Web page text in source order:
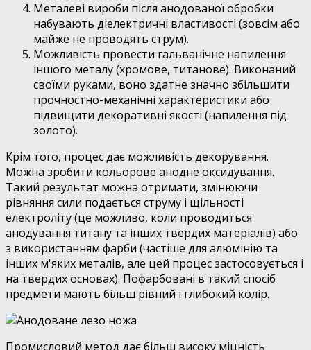
Металеві вироби після анодованої обробки
набувають діелектричні властивості (зовсім або
майже не проводять струм).
Можливість провести гальванічне напилення
іншого металу (хромове, титанове). Виконаний
своїми руками, воно здатне значно збільшити
прочностно-механічні характеристики або
підвищити декоративні якості (напилення під
золото).
Крім того, процес дає можливість декорування.
Можна зробити кольорове анодне оксидування.
Такий результат можна отримати, змінюючи
рівняння сили подається струму і щільності
електроліту (це можливо, коли проводиться
анодування титану та інших твердих матеріалів) або
з використанням фарби (частіше для алюмінію та
інших м'яких металів, але цей процес застосовується і
на твердих основах). Пофарбовані в такий спосіб
предмети мають більш рівний і глибокий колір.
Промисловий метод дає більш високу міцність